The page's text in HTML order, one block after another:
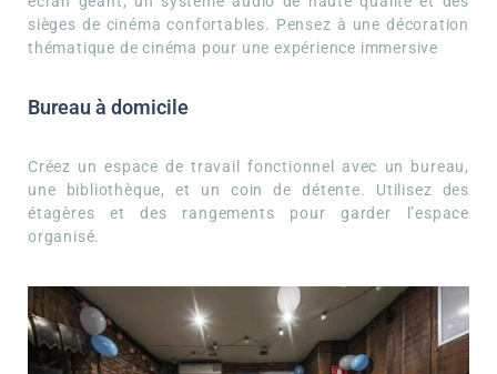
sièges de cinéma confortables. Pensez à une décoration
thématique de cinéma pour une expérience immersive
Bureau à domicile
Créez un espace de travail fonctionnel avec un bureau,
une bibliothèque, et un coin de détente. Utilisez des
étagères et des rangements pour garder l’espace
organisé.